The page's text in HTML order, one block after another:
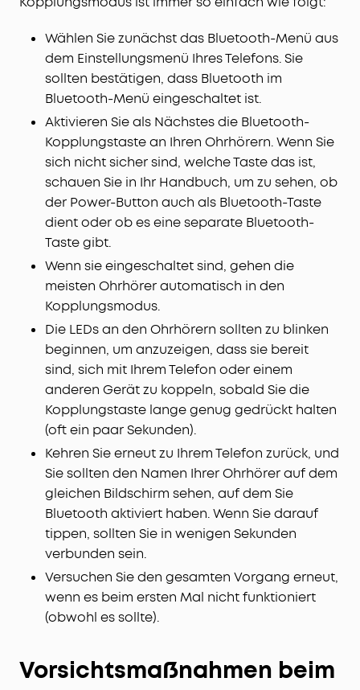
Wählen Sie zunächst das Bluetooth-Menü aus
dem Einstellungsmenü Ihres Telefons. Sie
sollten bestätigen, dass Bluetooth im
Bluetooth-Menü eingeschaltet ist.
Aktivieren Sie als Nächstes die Bluetooth-
Kopplungstaste an Ihren Ohrhörern. Wenn Sie
sich nicht sicher sind, welche Taste das ist,
schauen Sie in Ihr Handbuch, um zu sehen, ob
der Power-Button auch als Bluetooth-Taste
dient oder ob es eine separate Bluetooth-
Taste gibt.
Wenn sie eingeschaltet sind, gehen die
meisten Ohrhörer automatisch in den
Kopplungsmodus.
Die LEDs an den Ohrhörern sollten zu blinken
beginnen, um anzuzeigen, dass sie bereit
sind, sich mit Ihrem Telefon oder einem
anderen Gerät zu koppeln, sobald Sie die
Kopplungstaste lange genug gedrückt halten
(oft ein paar Sekunden).
Kehren Sie erneut zu Ihrem Telefon zurück, und
Sie sollten den Namen Ihrer Ohrhörer auf dem
gleichen Bildschirm sehen, auf dem Sie
Bluetooth aktiviert haben. Wenn Sie darauf
tippen, sollten Sie in wenigen Sekunden
verbunden sein.
Versuchen Sie den gesamten Vorgang erneut,
wenn es beim ersten Mal nicht funktioniert
(obwohl es sollte).
Vorsichtsmaßnahmen beim